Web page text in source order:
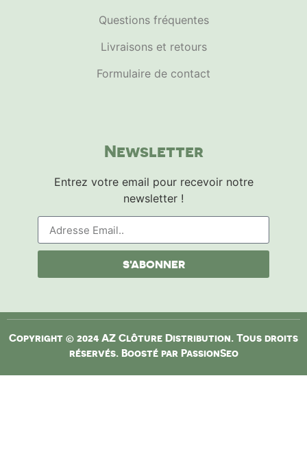
Questions fréquentes
Livraisons et retours
Formulaire de contact
Newsletter
Entrez votre email pour recevoir notre
newsletter !
S'ABONNER
Copyright © 2024 AZ Clôture Distribution. Tous droits
réservés. Boosté par PassionSeo